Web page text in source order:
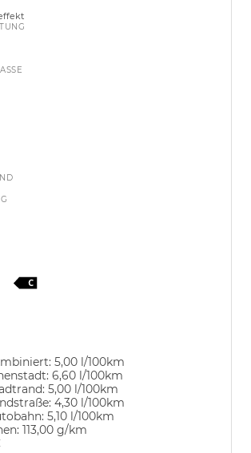
5,00 l/100km
6,60 l/100km
5,00 l/100km
4,30 l/100km
5,10 l/100km
113,00 g/km